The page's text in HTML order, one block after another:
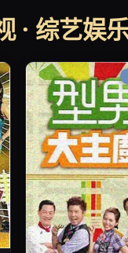
· 综艺娱